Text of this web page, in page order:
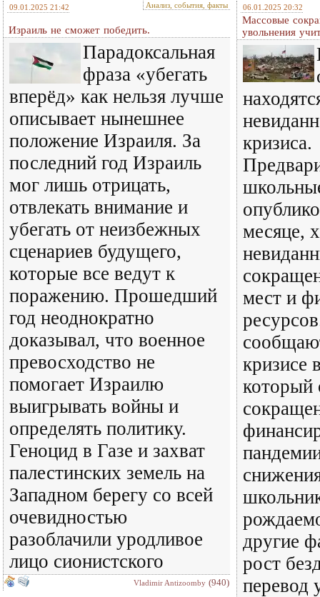
09.01.2025 21:42 Анализ, события, факты
Израиль не сможет победить.
Парадоксальная
фраза «убегать
вперёд» как нельзя лучше
описывает нынешнее
положение Израиля. За
последний год Израиль
мог лишь отрицать,
отвлекать внимание и
убегать от неизбежных
сценариев будущего,
которые все ведут к
поражению. Прошедший
год неоднократно
доказывал, что военное
превосходство не
помогает Израилю
выигрывать войны и
определять политику.
Геноцид в Газе и захват
палестинских земель на
Западном берегу со всей
очевидностью
разоблачили уродливое
лицо сионистского
Vladimir Antizoomby (940)
06.01.2025 20:32
Массовые
увольнения
кризиса.
месяце,
мест и
который
другие
рост
перевод